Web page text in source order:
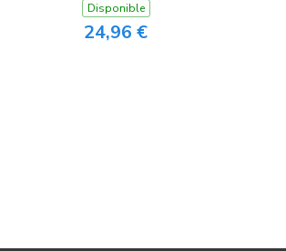
Disponible
24,96 €